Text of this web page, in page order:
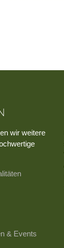
wir weitere
& Events